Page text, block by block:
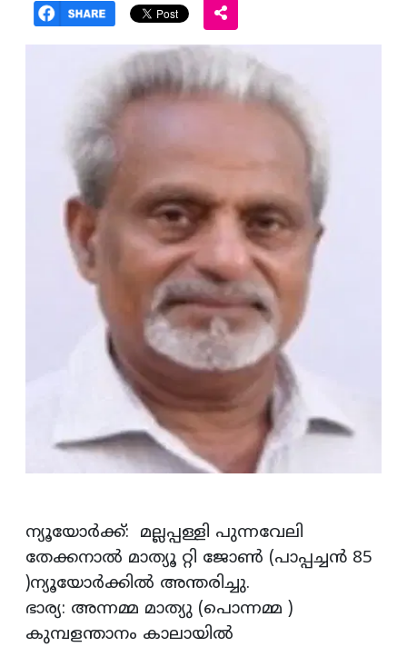
ന്യൂയോർക്ക്: മല്ലപ്പള്ളി പുന്നവേലി
തേക്കനാൽ മാത്യൂ റ്റി ജോൺ (പാപ്പച്ചൻ 85
)ന്യൂയോർക്കിൽ അന്തരിച്ചു.
ഭാര്യ: അന്നമ്മ മാത്യു (പൊന്നമ്മ )
കുമ്പളന്താനം കാലായിൽ